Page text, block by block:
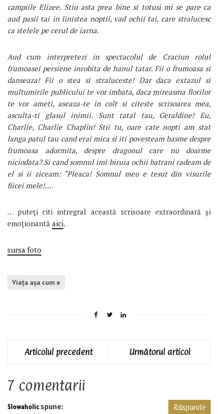
campiile Elizee. Stiu asta prea bine si totusi mi se pare ca
aud pasii tai in linistea noptii, vad ochii tai, care stralucesc
ca stelele pe cerul de iarna.
Aud cum interpretezi in spectacolul de Craciun rolul
frumoasei persiene inrobita de hanul tatar. Fii o frumoasa si
danseaza! Fii o stea si straluceste! Dar daca extazul si
multumirile publicului te vor imbata, daca mireasma florilor
te vor ameti, aseaza-te in colt si citeste scrisoarea mea,
asculta-ti glasul inimii. Sunt tatal tau, Geraldine! Eu,
Charlie, Charlie Chaplin! Stii tu, oare cate nopti am stat
langa patul tau cand erai mica si iti povesteam basme despre
frumoasa adormita, despre dragonul care nu doarme
niciodata? Si cand somnul imi biruia ochii batrani radeam de
el si ii ziceam: “Pleaca! Somnul meu e tesut din visurile
fiicei mele!….
… puteți citi intregral această scrisoare extraordinară și
emoționantă aici.
sursa foto
Viaţa aşa cum e
Articolul precedent Următorul articol
7 comentarii
Slowaholic spune: Răspunde